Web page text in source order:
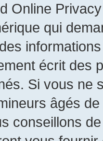
Online
qui
écrit des
Si vous ne
âgés
conseillons